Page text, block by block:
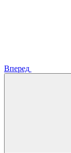
Вперед